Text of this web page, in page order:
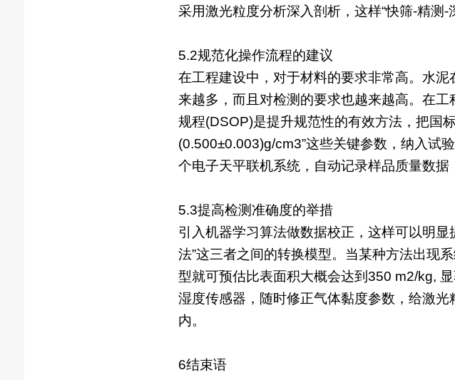
采用激光粒度分析深入剖析，这样“快筛-精测
5.2规范化操作流程的建议
在工程建设中，对于材料的要求非常高。水
来越多，而且对检测的要求也越来越高。在
规程(DSOP)是提升规范性的有效方法，把国
(0.500±0.003)g/cm3”这些关键参数，纳入试
个电子天平联机系统，自动记录样品质量数据
5.3提高检测准确度的举措
引入机器学习算法做数据校正，这样可以明
法”这三者之间的转换模型。当某种方法出现
型就可预估比表面积大概会达到350 m2/kg,
湿度传感器，随时修正气体黏度参数，给激
内。
6结束语